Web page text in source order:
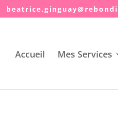
idnob
er@ya
ugnig
.ecir
taeb
Accueil Mes Services